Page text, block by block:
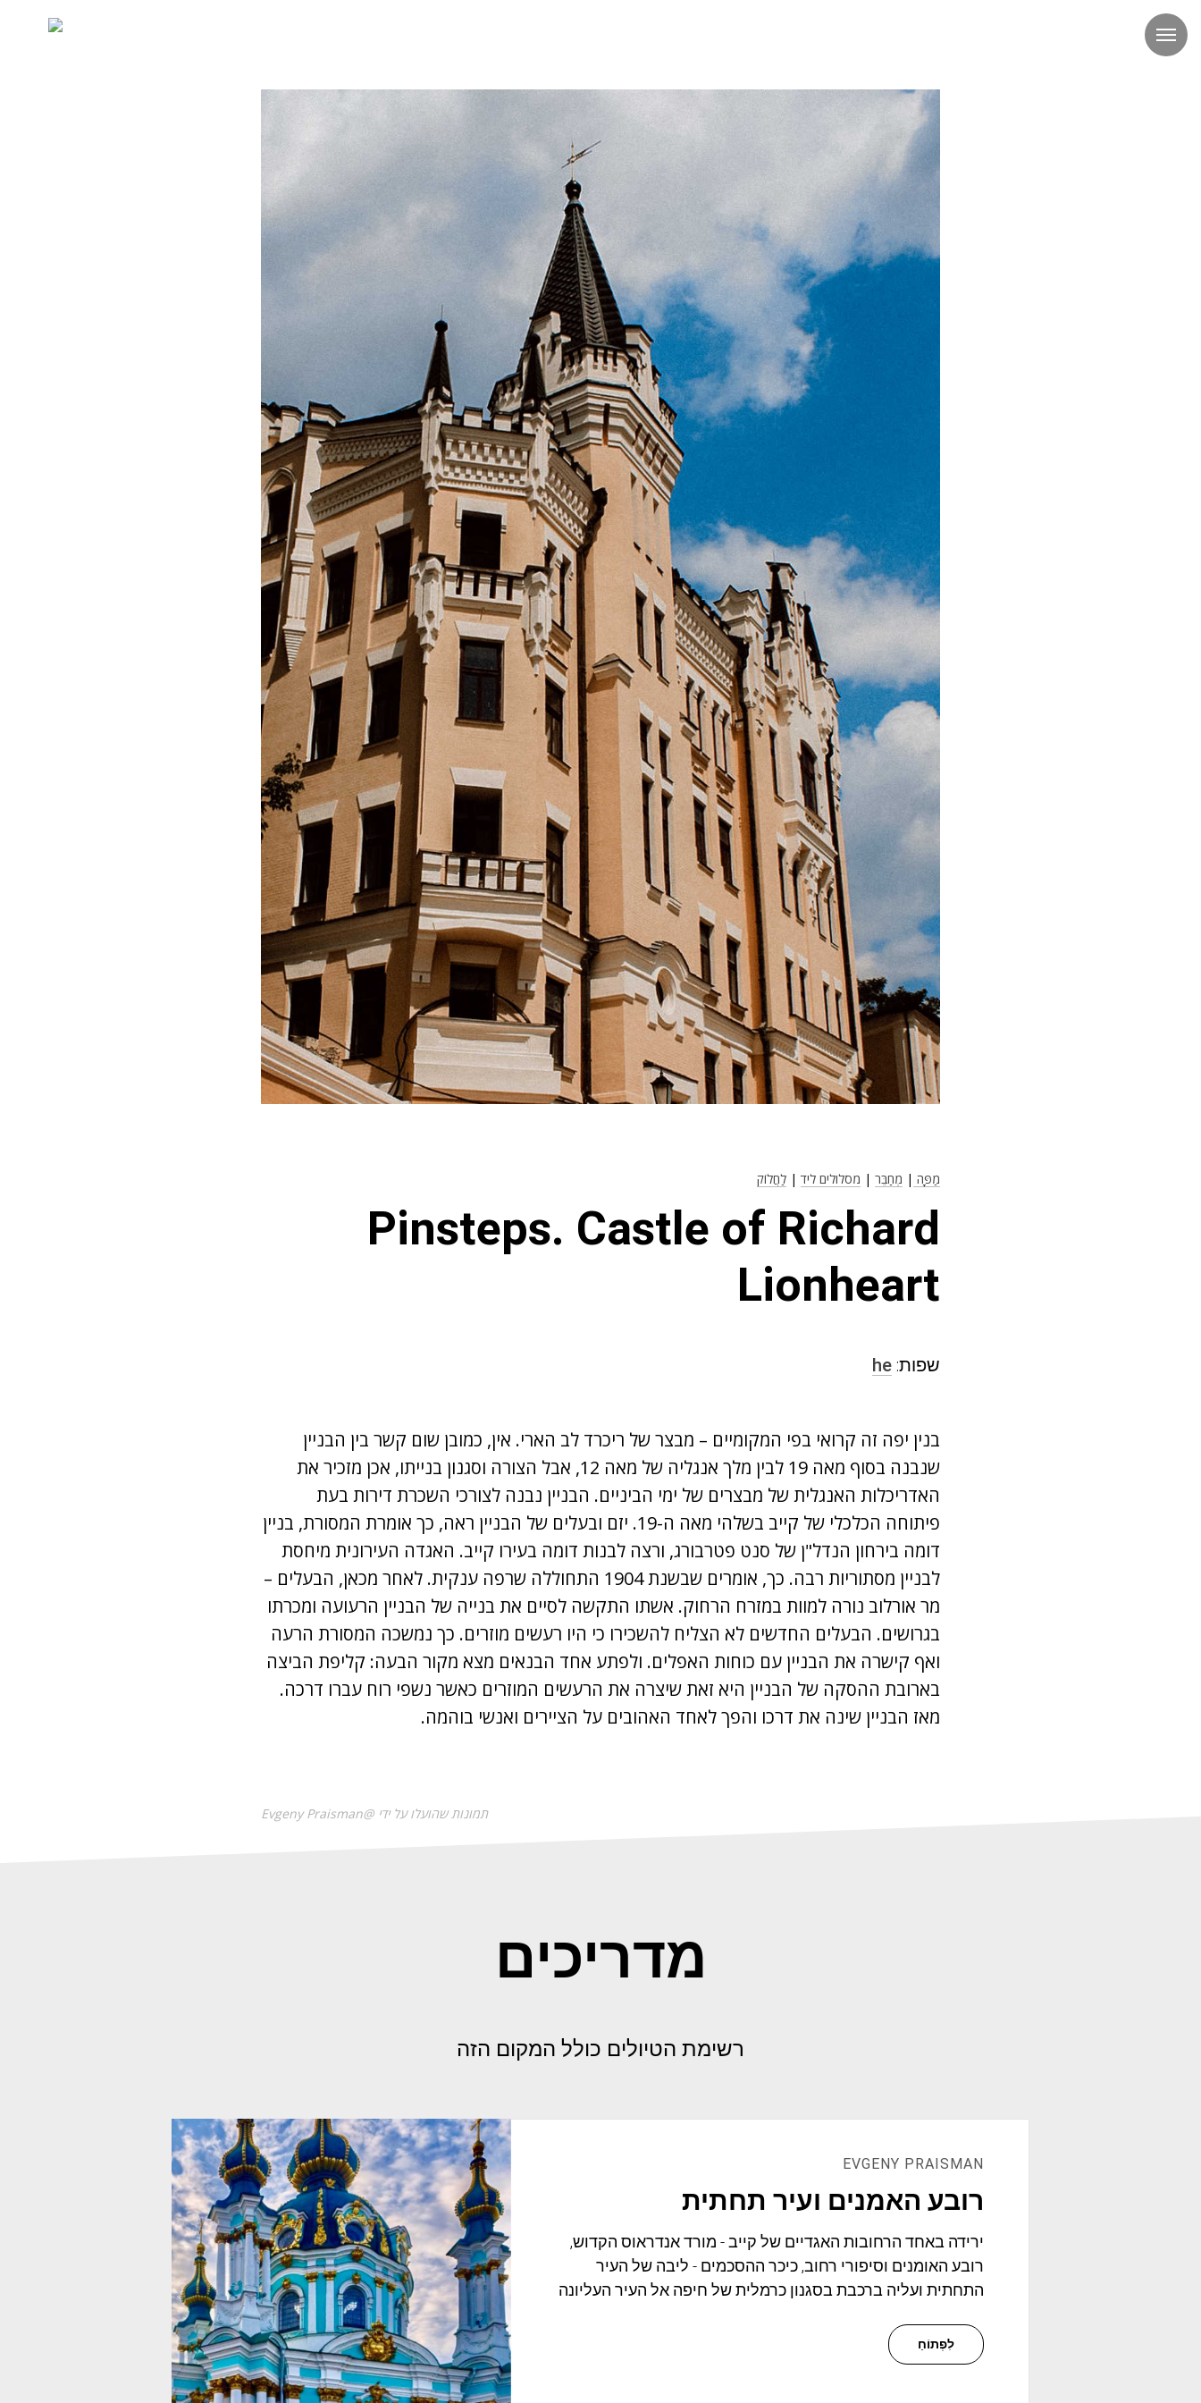
מַפָּה | מְחַבֵּר | מסלולים ליד | לַחֲלוֹק
Pinsteps. Castle of Richard
Lionheart
שפות: he
בנין יפה זה קרואי בפי המקומיים – מבצר של ריכרד לב הארי. אין, כמובן שום קשר בין הבניין
שנבנה בסוף מאה 19 לבין מלך אנגליה של מאה 12, אבל הצורה וסגנון בנייתו, אכן מזכיר את
האדריכלות האנגלית של מבצרים של ימי הביניים. הבניין נבנה לצורכי השכרת דירות בעת
פיתוחה הכלכלי של קייב בשלהי מאה ה-19. יזם ובעלים של הבניין ראה, כך אומרת המסורת, בניין
דומה בירחון הנדל"ן של סנט פטרבורג, ורצה לבנות דומה בעירו קייב. האגדה העירונית מיחסת
לבניין מסתוריות רבה. כך, אומרים שבשנת 1904 התחוללה שרפה ענקית. לאחר מכאן, הבעלים –
מר אורלוב נורה למוות במזרח הרחוק. אשתו התקשה לסיים את בנייה של הבניין הרעועה ומכרתו
בגרושים. הבעלים החדשים לא הצליח להשכירו כי היו רעשים מוזרים. כך נמשכה המסורת הרעה
ואף קישרה את הבניין עם כוחות האפלים. ולפתע אחד הבנאים מצא מקור הבעה: קליפת הביצה
בארובת ההסקה של הבניין היא זאת שיצרה את הרעשים המוזרים כאשר נשפי רוח עברו דרכה.
מאז הבניין שינה את דרכו והפך לאחד האהובים על הציירים ואנשי בוהמה.
תמונות שהועלו על ידי @Evgeny Praisman
מדריכים
רשימת הטיולים כולל המקום הזה
EVGENY PRAISMAN
רובע האמנים ועיר תחתית
ירידה באחד הרחובות האגדיים של קייב - מורד אנדראוס הקדוש,
רובע האומנים וסיפורי רחוב, כיכר ההסכמים - ליבה של העיר
התחתית ועליה ברכבת בסגנון כרמלית של חיפה אל העיר העליונה
לִפְתוֹחַ